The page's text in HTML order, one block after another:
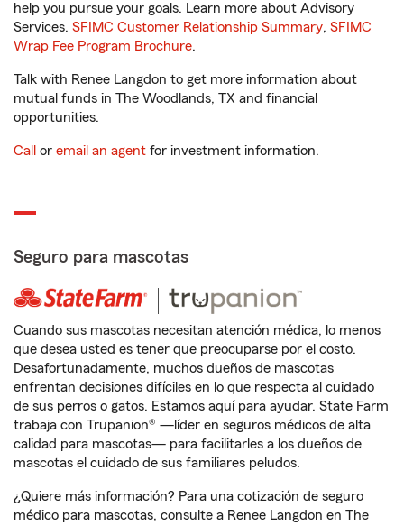
help you pursue your goals. Learn more about Advisory
Services. SFIMC Customer Relationship Summary, SFIMC
Wrap Fee Program Brochure.
Talk with Renee Langdon to get more information about
mutual funds in The Woodlands, TX and financial
opportunities.
Call or email an agent for investment information.
Seguro para mascotas
Cuando sus mascotas necesitan atención médica, lo menos
que desea usted es tener que preocuparse por el costo.
Desafortunadamente, muchos dueños de mascotas
enfrentan decisiones difíciles en lo que respecta al cuidado
de sus perros o gatos. Estamos aquí para ayudar. State Farm
trabaja con Trupanion® —líder en seguros médicos de alta
calidad para mascotas— para facilitarles a los dueños de
mascotas el cuidado de sus familiares peludos.
¿Quiere más información? Para una cotización de seguro
médico para mascotas, consulte a Renee Langdon en The